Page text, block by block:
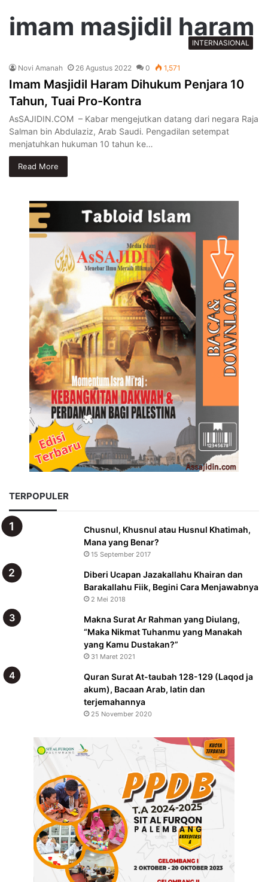
imam masjidil haram
INTERNASIONAL
Novi Amanah 26 Agustus 2022 0 1,571
Imam Masjidil Haram Dihukum Penjara 10
Tahun, Tuai Pro-Kontra
AsSAJIDIN.COM – Kabar mengejutkan datang dari negara Raja
Salman bin Abdulaziz, Arab Saudi. Pengadilan setempat
menjatuhkan hukuman 10 tahun ke…
Read More
TERPOPULER
Chusnul, Khusnul atau Husnul Khatimah,
Mana yang Benar?
15 September 2017
Diberi Ucapan Jazakallahu Khairan dan
Barakallahu Fiik, Begini Cara Menjawabnya
2 Mei 2018
Makna Surat Ar Rahman yang Diulang,
“Maka Nikmat Tuhanmu yang Manakah
yang Kamu Dustakan?”
31 Maret 2021
Quran Surat At-taubah 128-129 (Laqod ja
akum), Bacaan Arab, latin dan
terjemahannya
25 November 2020